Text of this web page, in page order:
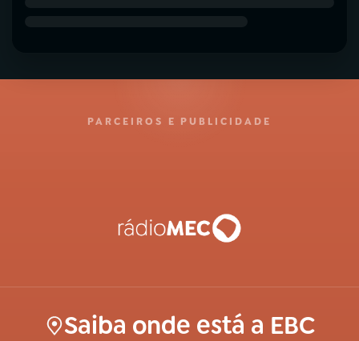
PARCEIROS E PUBLICIDADE
Saiba onde está a EBC